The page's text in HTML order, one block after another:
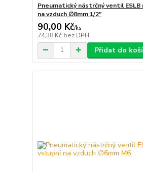
Pneumatický nástrčný ventil
na vzduch ∅8mm 1/2"
90,00 Kč/ks
74,38 Kč bez DPH
Přidat do